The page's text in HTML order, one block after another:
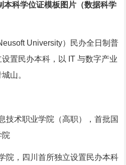
本科学位证模板图片（数据科学
University）民办全日制普
置民办本科，以 IT 与数字产业
山。
技术职业学院（高职），首批国
院
院，四川首所独立设置民办本科